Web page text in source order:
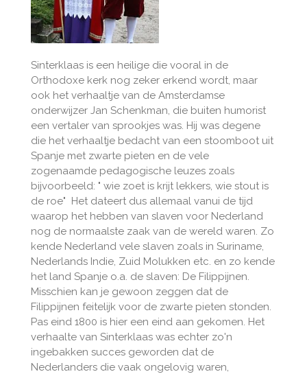
Sinterklaas is een heilige die vooral in de
Orthodoxe kerk nog zeker erkend wordt, maar
ook het verhaaltje van de Amsterdamse
onderwijzer Jan Schenkman, die buiten humorist
een vertaler van sprookjes was. Hij was degene
die het verhaaltje bedacht van een stoomboot uit
Spanje met zwarte pieten en de vele
zogenaamde pedagogische leuzes zoals
bijvoorbeeld: " wie zoet is krijt lekkers, wie stout is
de roe" Het dateert dus allemaal vanui de tijd
waarop het hebben van slaven voor Nederland
nog de normaalste zaak van de wereld waren. Zo
kende Nederland vele slaven zoals in Suriname,
Nederlands Indie, Zuid Molukken etc. en zo kende
het land Spanje o.a. de slaven: De Filippijnen.
Misschien kan je gewoon zeggen dat de
Filippijnen feitelijk voor de zwarte pieten stonden.
Pas eind 1800 is hier een eind aan gekomen. Het
verhaalte van Sinterklaas was echter zo'n
ingebakken succes geworden dat de
Nederlanders die vaak ongelovig waren,